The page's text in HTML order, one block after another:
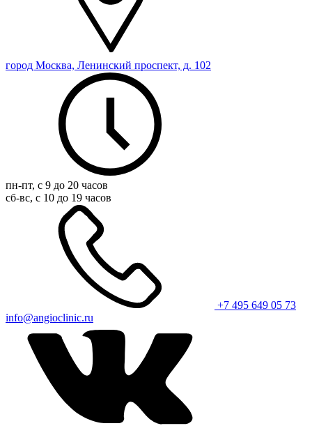
город Москва, Ленинский проспект, д. 102
пн-пт, с 9 до 20 часов
сб-вс, с 10 до 19 часов
+7 495 649 05 73
info@angioclinic.ru